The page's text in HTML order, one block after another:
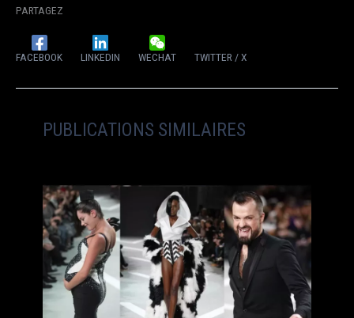
PARTAGEZ
FACEBOOK LINKEDIN WECHAT TWITTER / X
PUBLICATIONS SIMILAIRES